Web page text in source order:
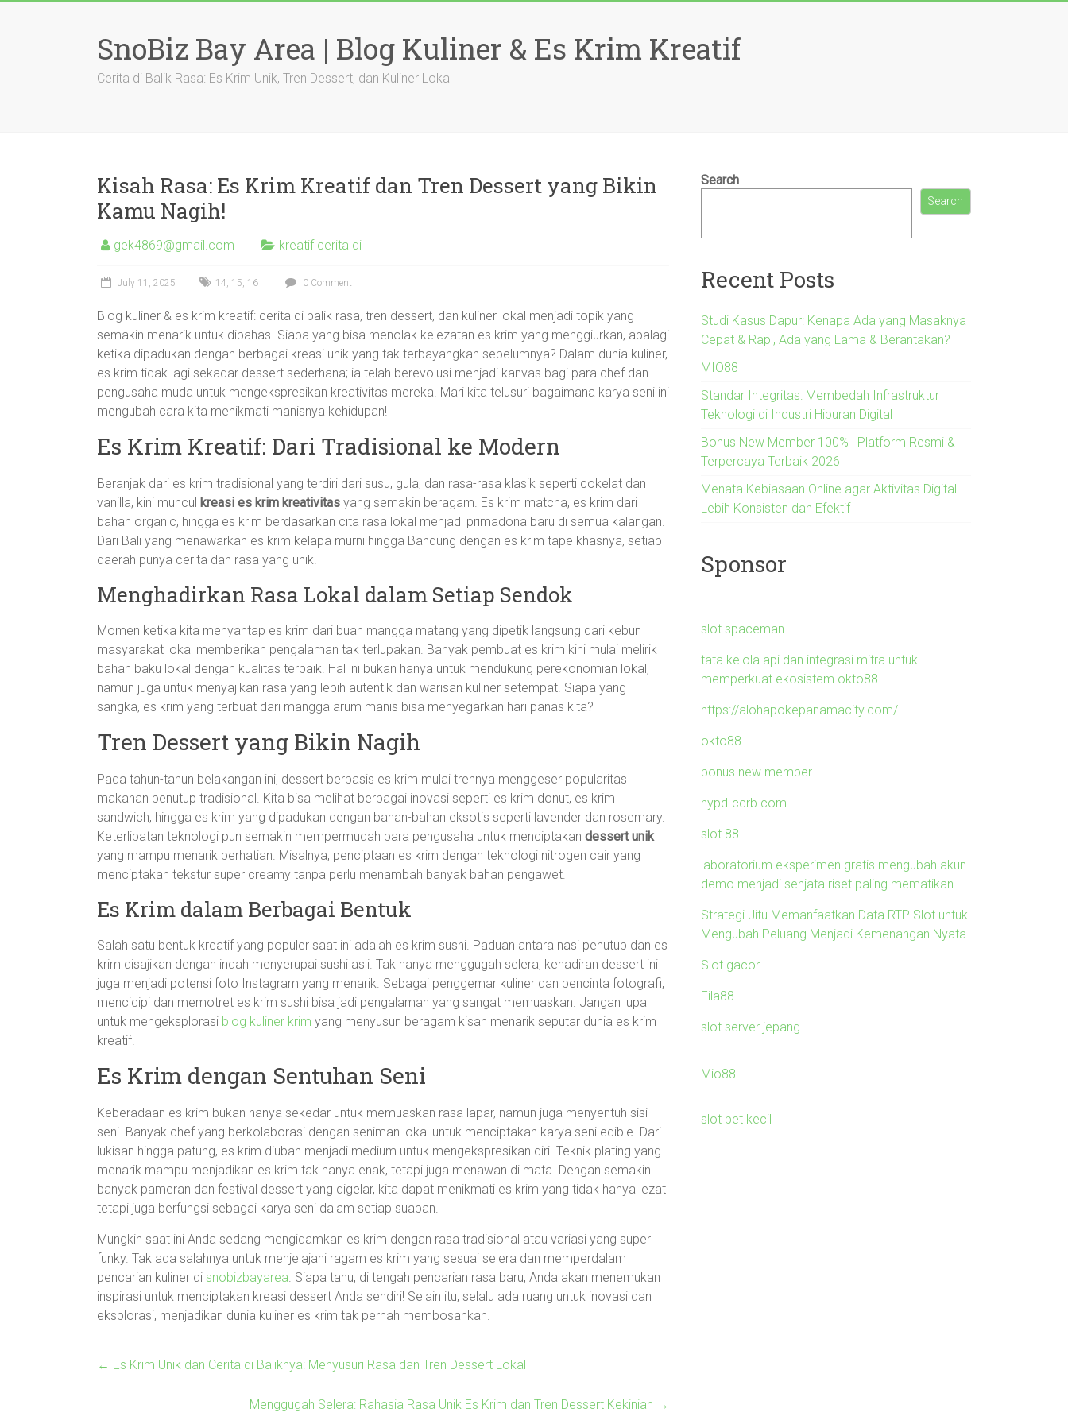
SnoBiz Bay Area | Blog Kuliner & Es Krim Kreatif
Cerita di Balik Rasa: Es Krim Unik, Tren Dessert, dan Kuliner Lokal
Kisah Rasa: Es Krim Kreatif dan Tren Dessert yang Bikin
Kamu Nagih!
gek4869@gmail.com kreatif cerita di
July 11, 2025 14, 15, 16 0 Comment
Blog kuliner & es krim kreatif: cerita di balik rasa, tren dessert, dan kuliner lokal menjadi topik yang
semakin menarik untuk dibahas. Siapa yang bisa menolak kelezatan es krim yang menggiurkan, apalagi
ketika dipadukan dengan berbagai kreasi unik yang tak terbayangkan sebelumnya? Dalam dunia kuliner,
es krim tidak lagi sekadar dessert sederhana; ia telah berevolusi menjadi kanvas bagi para chef dan
pengusaha muda untuk mengekspresikan kreativitas mereka. Mari kita telusuri bagaimana karya seni ini
mengubah cara kita menikmati manisnya kehidupan!
Es Krim Kreatif: Dari Tradisional ke Modern
Beranjak dari es krim tradisional yang terdiri dari susu, gula, dan rasa-rasa klasik seperti cokelat dan
vanilla, kini muncul kreasi es krim kreativitas yang semakin beragam. Es krim matcha, es krim dari
bahan organic, hingga es krim berdasarkan cita rasa lokal menjadi primadona baru di semua kalangan.
Dari Bali yang menawarkan es krim kelapa murni hingga Bandung dengan es krim tape khasnya, setiap
daerah punya cerita dan rasa yang unik.
Menghadirkan Rasa Lokal dalam Setiap Sendok
Momen ketika kita menyantap es krim dari buah mangga matang yang dipetik langsung dari kebun
masyarakat lokal memberikan pengalaman tak terlupakan. Banyak pembuat es krim kini mulai melirik
bahan baku lokal dengan kualitas terbaik. Hal ini bukan hanya untuk mendukung perekonomian lokal,
namun juga untuk menyajikan rasa yang lebih autentik dan warisan kuliner setempat. Siapa yang
sangka, es krim yang terbuat dari mangga arum manis bisa menyegarkan hari panas kita?
Tren Dessert yang Bikin Nagih
Pada tahun-tahun belakangan ini, dessert berbasis es krim mulai trennya menggeser popularitas
makanan penutup tradisional. Kita bisa melihat berbagai inovasi seperti es krim donut, es krim
sandwich, hingga es krim yang dipadukan dengan bahan-bahan eksotis seperti lavender dan rosemary.
Keterlibatan teknologi pun semakin mempermudah para pengusaha untuk menciptakan dessert unik
yang mampu menarik perhatian. Misalnya, penciptaan es krim dengan teknologi nitrogen cair yang
menciptakan tekstur super creamy tanpa perlu menambah banyak bahan pengawet.
Es Krim dalam Berbagai Bentuk
Salah satu bentuk kreatif yang populer saat ini adalah es krim sushi. Paduan antara nasi penutup dan es
krim disajikan dengan indah menyerupai sushi asli. Tak hanya menggugah selera, kehadiran dessert ini
juga menjadi potensi foto Instagram yang menarik. Sebagai penggemar kuliner dan pencinta fotografi,
mencicipi dan memotret es krim sushi bisa jadi pengalaman yang sangat memuaskan. Jangan lupa
untuk mengeksplorasi blog kuliner krim yang menyusun beragam kisah menarik seputar dunia es krim
kreatif!
Es Krim dengan Sentuhan Seni
Keberadaan es krim bukan hanya sekedar untuk memuaskan rasa lapar, namun juga menyentuh sisi
seni. Banyak chef yang berkolaborasi dengan seniman lokal untuk menciptakan karya seni edible. Dari
lukisan hingga patung, es krim diubah menjadi medium untuk mengekspresikan diri. Teknik plating yang
menarik mampu menjadikan es krim tak hanya enak, tetapi juga menawan di mata. Dengan semakin
banyak pameran dan festival dessert yang digelar, kita dapat menikmati es krim yang tidak hanya lezat
tetapi juga berfungsi sebagai karya seni dalam setiap suapan.
Mungkin saat ini Anda sedang mengidamkan es krim dengan rasa tradisional atau variasi yang super
funky. Tak ada salahnya untuk menjelajahi ragam es krim yang sesuai selera dan memperdalam
pencarian kuliner di snobizbayarea. Siapa tahu, di tengah pencarian rasa baru, Anda akan menemukan
inspirasi untuk menciptakan kreasi dessert Anda sendiri! Selain itu, selalu ada ruang untuk inovasi dan
eksplorasi, menjadikan dunia kuliner es krim tak pernah membosankan.
← Es Krim Unik dan Cerita di Baliknya: Menyusuri Rasa dan Tren Dessert Lokal
Menggugah Selera: Rahasia Rasa Unik Es Krim dan Tren Dessert Kekinian →
Search
Search
Recent Posts
Studi Kasus Dapur: Kenapa Ada yang Masaknya
Cepat & Rapi, Ada yang Lama & Berantakan?
MIO88
Standar Integritas: Membedah Infrastruktur
Teknologi di Industri Hiburan Digital
Bonus New Member 100% | Platform Resmi &
Terpercaya Terbaik 2026
Menata Kebiasaan Online agar Aktivitas Digital
Lebih Konsisten dan Efektif
Sponsor
slot spaceman
tata kelola api dan integrasi mitra untuk
memperkuat ekosistem okto88
https://alohapokepanamacity.com/
okto88
bonus new member
nypd-ccrb.com
slot 88
laboratorium eksperimen gratis mengubah akun
demo menjadi senjata riset paling mematikan
Strategi Jitu Memanfaatkan Data RTP Slot untuk
Mengubah Peluang Menjadi Kemenangan Nyata
Slot gacor
Fila88
slot server jepang
Mio88
slot bet kecil